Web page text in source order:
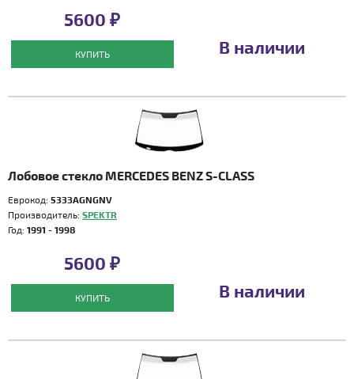
5600 ₽
КУПИТЬ В наличии
Лобовое стекло MERCEDES BENZ S-CLASS
Еврокод: 5333AGNGNV
Производитель: SPEKTR
Год: 1991 - 1998
5600 ₽
КУПИТЬ В наличии